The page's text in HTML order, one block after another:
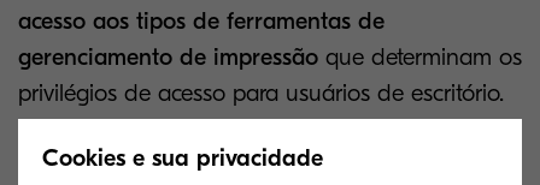
acesso aos tipos de ferramentas de
gerenciamento de impressão que determinam os
privilégios de acesso para usuários de escritório.
integrar os dispositivos móveis em uma
Cookies e sua privacidade